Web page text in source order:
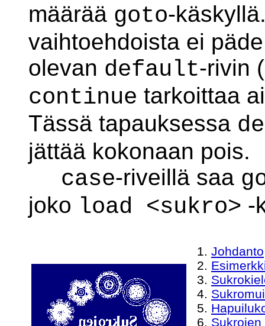
määrää goto-
vaihtoehdoista ei
olevan default-rivin
continue tarkoittaa
Tässä tapauksessa
jättää kokonaan pois.
case-riveillä saa
joko load <sukro> -
Johdanto